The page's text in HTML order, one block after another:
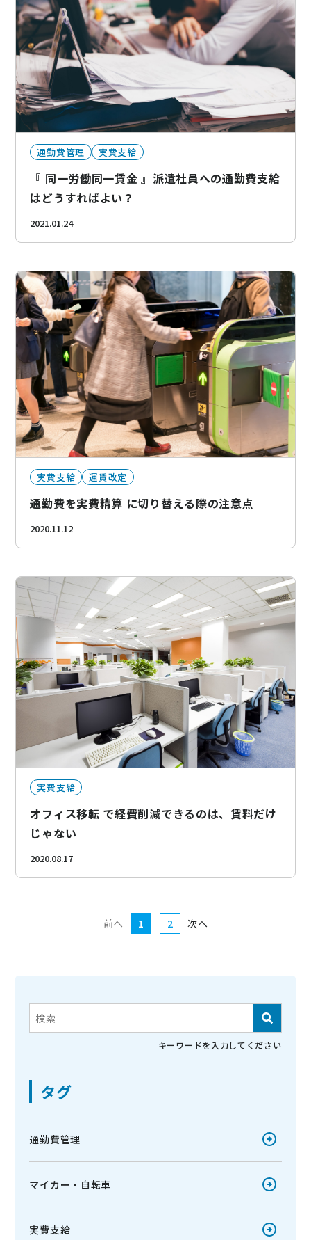
通勤費管理 実費支給
『 同一労働同一賃金 』派遣社員への通勤費支給
はどうすればよい？
2021.01.24
実費支給 運賃改定
通勤費を実費精算 に切り替える際の注意点
2020.11.12
実費支給
オフィス移転 で経費削減できるのは、賃料だけ
じゃない
2020.08.17
前へ 1 2 次へ
これは、自動候補機能付きの検索フィールドです。
検索フィールドが空なので、候補はありません。
キーワードを入力してください
タグ
通勤費管理
マイカー・自転車
実費支給